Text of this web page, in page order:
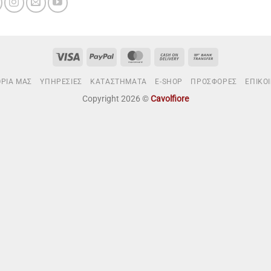
Visa PayPal MasterCardCash
Delivery
ΜΑΣ ΥΠΗΡΕΣΙΕΣ ΚΑΤΑΣΤΗΜΑΤΑ E-SHOP ΠΡΟΣΦΟΡΕΣ
Copyright 2026 ©Cavolfiore